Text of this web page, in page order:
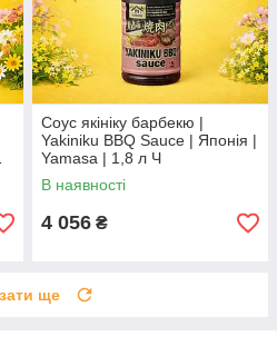
Соус якініку барбекю |
Yakiniku BBQ Sauce | Японія |
Yamasa | 1,8 л Ч
В наявності
4 056 ₴
ще